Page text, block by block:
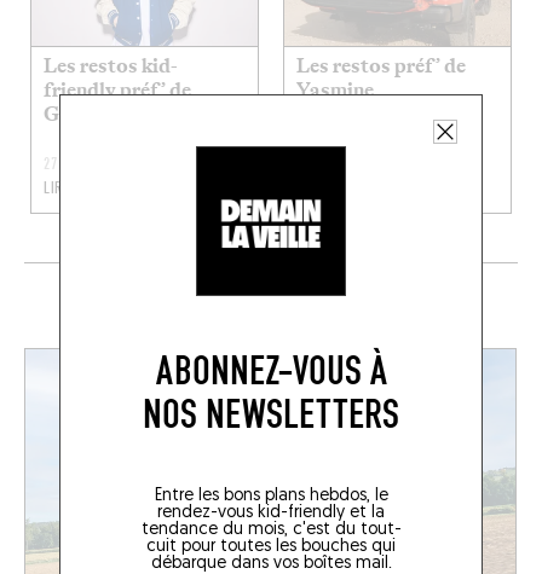
ABONNEZ-VOUS À
NOS NEWSLETTERS
Entre les bons plans hebdos, le
rendez-vous kid-friendly et la
tendance du mois, c'est du tout-
cuit pour toutes les bouches qui
débarque dans vos boîtes mail.
Les restos kid-
friendly préf’ de
Guigui Pop
27 JUIL. 2026
LIRE LA SUITE
Les restos préf’ de
Yasmine
EN CE MOMENT SUR LE FOODING